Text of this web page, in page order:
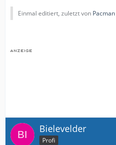
Einmal editiert, zuletzt von Pacman
Bielevelder
Profi